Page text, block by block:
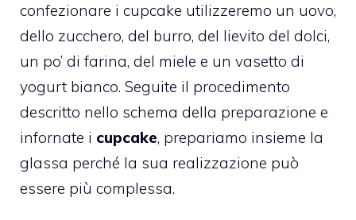
confezionare i cupcake utilizzeremo un uovo,
dello zucchero, del burro, del lievito del dolci,
un po’ di farina, del miele e un vasetto di
yogurt bianco. Seguite il procedimento
descritto nello schema della preparazione e
infornate i cupcake, prepariamo insieme la
glassa perché la sua realizzazione può
essere più complessa.